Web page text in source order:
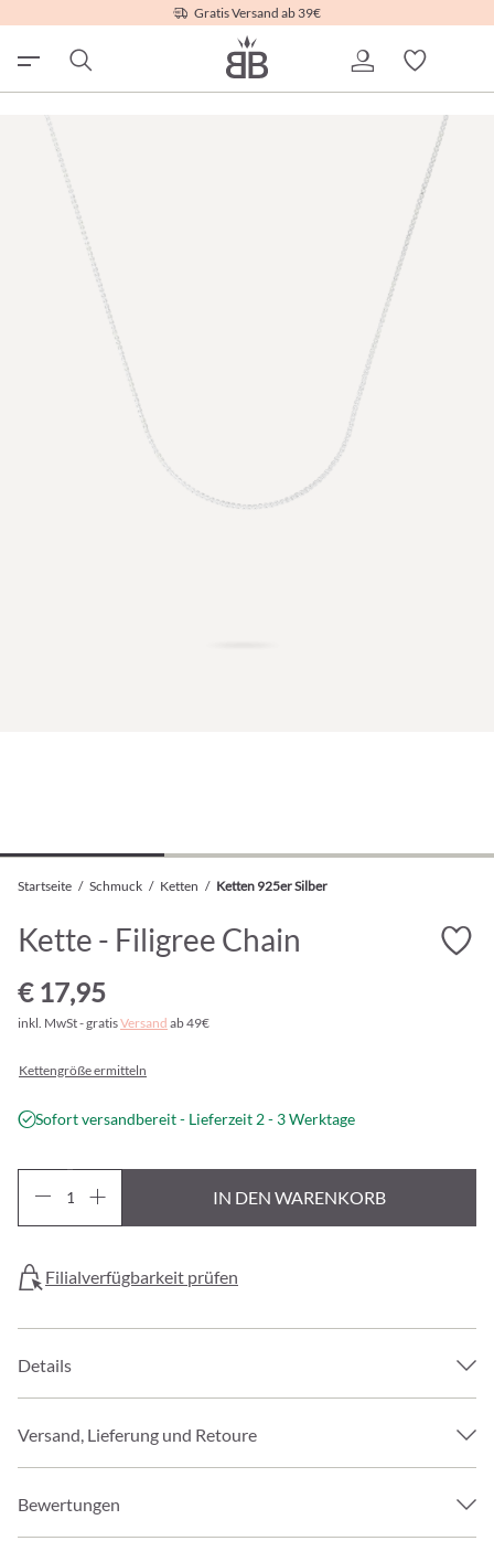
Gratis Versand ab 39€
Startseite / Schmuck / Ketten / Ketten 925er Silber
Kette - Filigree Chain
€ 17,95
inkl. MwSt - gratisVersand ab 49€
Kettengröße ermitteln
Sofort versandbereit - Lieferzeit 2 - 3 Werktage
IN DEN WARENKORB
Filialverfügbarkeit prüfen
Details
Versand, Lieferung und Retoure
Bewertungen